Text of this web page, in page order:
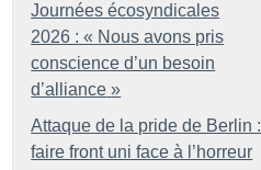
Journées écosyndicales
2026 : « Nous avons pris
conscience d’un besoin
d’alliance »
Attaque de la pride de Berlin :
faire front uni face à l’horreur